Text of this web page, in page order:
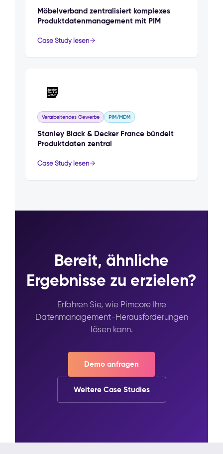
Möbelverband zentralisiert komplexes
Produktdatenmanagement mit PIM
Case Study lesen
Verarbeitendes Gewerbe PIM/MDM
Stanley Black & Decker France bündelt
Produktdaten zentral
Case Study lesen
Bereit, ähnliche
Ergebnisse zu erzielen?
Erfahren Sie, wie Pimcore Ihre
Datenmanagement-Herausforderungen
lösen kann.
Demo anfragen
Weitere Case Studies